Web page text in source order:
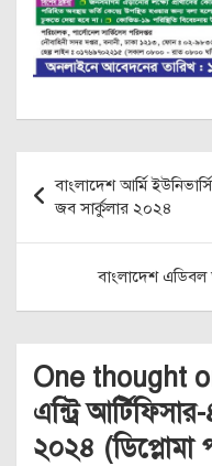
navigation
বাংলাদেশ আর্মি
জব সার্কুলার ২০২৪
বাংলাদেশ এডিবল
One thought
এন্ট্রি
২০২৪ (ডিপ্লোমা